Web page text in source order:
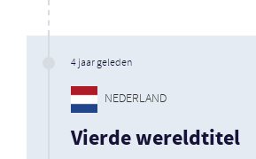
4 jaar geleden
NEDERLAND
Vierde wereldtitel